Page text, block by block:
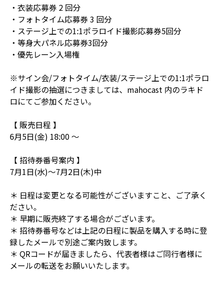
・⾐装応募券 2 回分
・フォトタイム応募券 3 回分
・ステージ上での1:1ポラロイド撮影応募券5回分
・等身大パネル応募券3回分
・優先レーン⼊場権
※サイン会/フォトタイム/衣装/ステージ上での1:1ポラロ
イド撮影の抽選につきましては、mahocast 内のラキド
ロにてご参加ください。
【 販売日程 】
6月5日(金) 18:00 ～
【 招待券番号案内 】
7月1日(水)〜7月2日(木)中
＊ 日程は変更となる可能性がございますこと、ご了承く
ださい。
＊ 早期に販売終了する場合がございます。
＊ 招待券番号などは上記の日程に製品を購入する時に登
録したメールで別途ご案内致します。
＊ QRコードが届きましたら、代表者様はご同行者様に
メールの転送をお願いいたします。